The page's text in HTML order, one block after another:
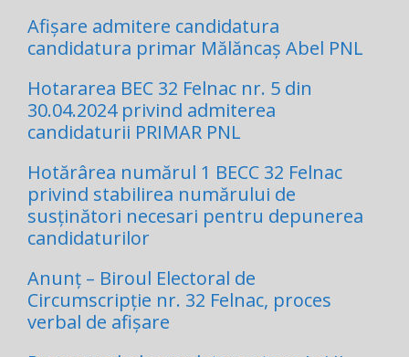
Afișare admitere candidatura
candidatura primar Mălăncaș Abel PNL
Hotararea BEC 32 Felnac nr. 5 din
30.04.2024 privind admiterea
candidaturii PRIMAR PNL
Hotărârea numărul 1 BECC 32 Felnac
privind stabilirea numărului de
susținători necesari pentru depunerea
candidaturilor
Anunț – Biroul Electoral de
Circumscripție nr. 32 Felnac, proces
verbal de afișare